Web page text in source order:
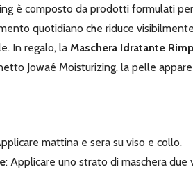
è composto da prodotti formulati
quotidiano che riduce
In regalo, la Maschera Idratante
Jowaé Moisturizing, la pelle
mattina e sera su viso e collo.
: Applicare uno strato di maschera